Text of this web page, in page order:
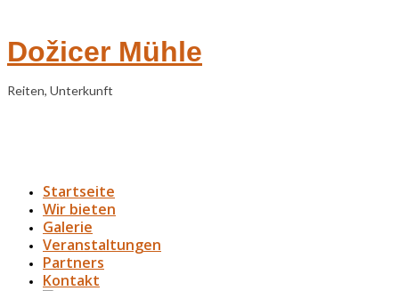
Dožicer Mühle
Reiten, Unterkunft
Startseite
Wir bieten
Galerie
Veranstaltungen
Partners
Kontakt